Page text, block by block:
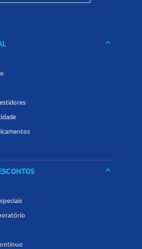
tudo o que precisa para completar
cor, praticidade e acabamento
keyboard_arrow_down
keyboard_arrow_down